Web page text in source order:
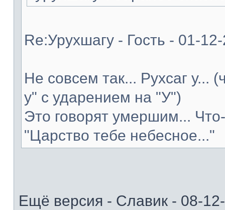
Re:Урухшагу - Гость - 01-
Не совсем так... Рухсаг у...
у" с ударением на "У")
Это говорят умершим...
"Царство тебе небесное..."
Ещё версия - Славик - 08-